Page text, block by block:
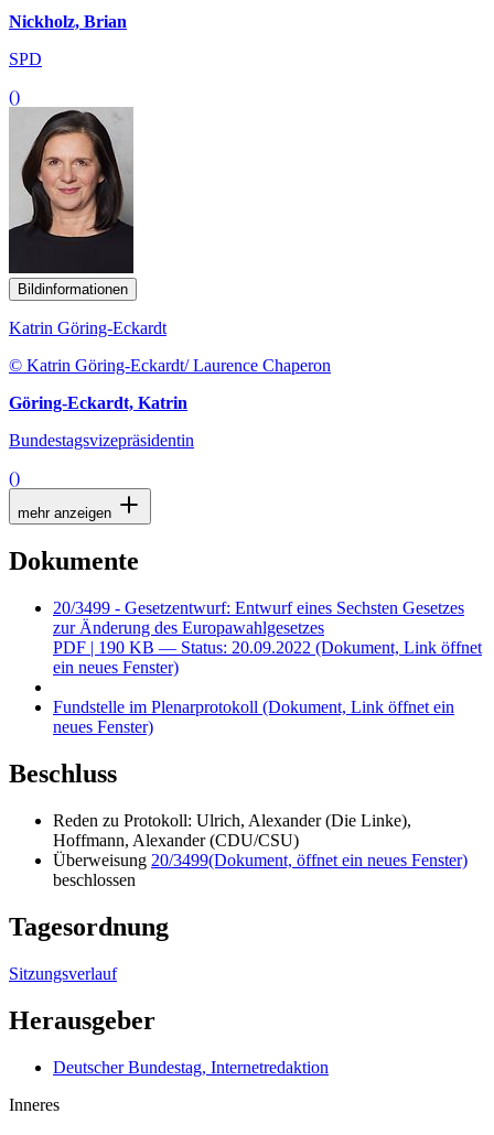
Nickholz, Brian
SPD
()
Bildinformationen
Katrin Göring-Eckardt
© Katrin Göring-Eckardt/ Laurence Chaperon
Göring-Eckardt, Katrin
Bundestagsvizepräsidentin
()
mehr anzeigen
Dokumente
20/3499 - Gesetzentwurf: Entwurf eines Sechsten Gesetzes
zur Änderung des Europawahlgesetzes
PDF | 190 KB — Status: 20.09.2022 (Dokument, Link öffnet
ein neues Fenster)
Fundstelle im Plenarprotokoll (Dokument, Link öffnet ein
neues Fenster)
Beschluss
Reden zu Protokoll: Ulrich, Alexander (Die Linke),
Hoffmann, Alexander (CDU/CSU)
Überweisung 20/3499(Dokument, öffnet ein neues Fenster)
beschlossen
Tagesordnung
Sitzungsverlauf
Herausgeber
Deutscher Bundestag, Internetredaktion
Inneres